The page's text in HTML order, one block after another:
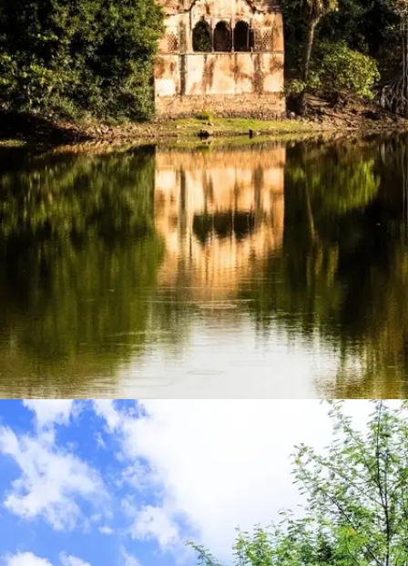
​​रणथंभौर नेशनल पार्क, सवाई माधोपुर ​
रणथंभौर नेशनल पार्क की वजह से यह शहर बाघों की रोमांचक
झलक के लिए प्रसिद्ध है।